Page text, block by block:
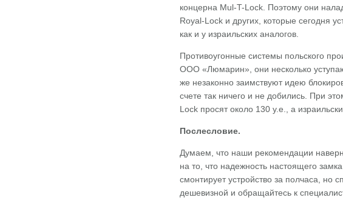
концерна Mul-T-Lock. Поэтому они
Royal-Lock и других, которые сегодня
как и у израильских аналогов.
Противоугонные системы польского
ООО «Люмарин», они несколько
же незаконно заимствуют идею
счете так ничего и не добились. При
Lock просят около 130 у.е., а
Послесловие.
Думаем, что наши рекомендации
на то, что надежность настоящего
смонтирует устройство за полчаса, но
дешевизной и обращайтесь к